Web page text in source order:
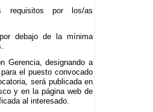
requisitos por los/as
debajo de la mínima
Gerencia, designando a
el puesto convocado
será publicada en
y en la página web de
al interesado.